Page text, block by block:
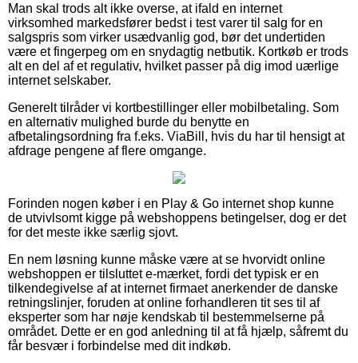
Man skal trods alt ikke overse, at ifald en internet
virksomhed markedsfører bedst i test varer til salg for en
salgspris som virker usædvanlig god, bør det undertiden
være et fingerpeg om en snydagtig netbutik. Kortkøb er trods
alt en del af et regulativ, hvilket passer på dig imod uærlige
internet selskaber.
Generelt tilråder vi kortbestillinger eller mobilbetaling. Som
en alternativ mulighed burde du benytte en
afbetalingsordning fra f.eks. ViaBill, hvis du har til hensigt at
afdrage pengene af flere omgange.
Forinden nogen køber i en Play & Go internet shop kunne
de utvivlsomt kigge på webshoppens betingelser, dog er det
for det meste ikke særlig sjovt.
En nem løsning kunne måske være at se hvorvidt online
webshoppen er tilsluttet e-mærket, fordi det typisk er en
tilkendegivelse af at internet firmaet anerkender de danske
retningslinjer, foruden at online forhandleren tit ses til af
eksperter som har nøje kendskab til bestemmelserne på
området. Dette er en god anledning til at få hjælp, såfremt du
får besvær i forbindelse med dit indkøb.